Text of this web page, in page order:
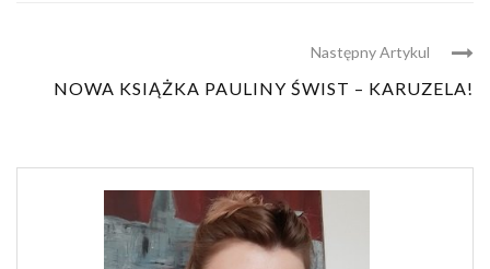
Następny Artykul
NOWA KSIĄŻKA PAULINY ŚWIST – KARUZELA!